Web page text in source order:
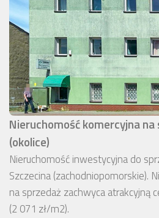
Nieruchomość komercyjna na
(okolice)
Nieruchomość inwestycyjna do
Szczecina (zachodniopomorskie).
na sprzedaż zachwyca atrakcyjną
(2 071 zł/m2).